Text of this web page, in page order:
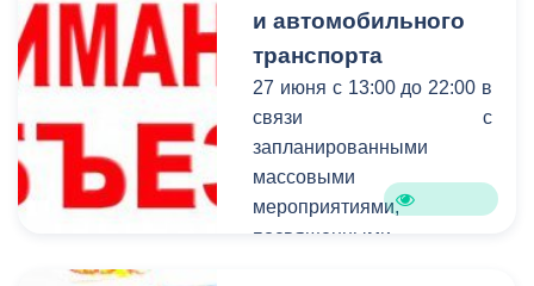
и автомобильного
транспорта
27 июня с 13:00 до 22:00 в
связи с
запланированными
массовыми
мероприятиями,
посвященными